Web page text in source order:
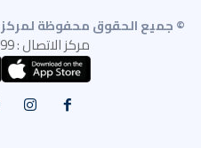
© جميع الحقوق محفوظة لمركز
مركز الاتصال : 9647818004499+